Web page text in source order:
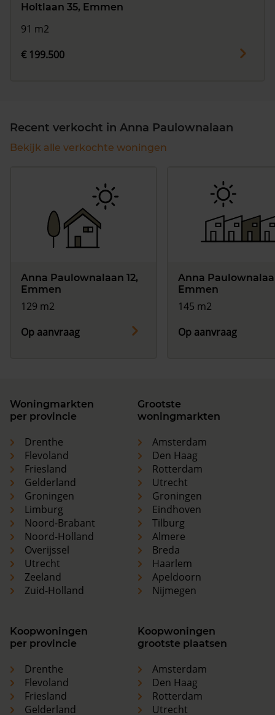
Holtlaan 35, Emmen
91 m2
€ 199.500
Recent verkocht in Anna Paulownalaan
Bekijk alle verkochte woningen
Anna Paulownalaan 12,
Emmen
129 m2
Op aanvraag
Anna
Emmen
145 m2
Op aanvraag
Woningmarkten
per provincie
Drenthe
Flevoland
Friesland
Gelderland
Groningen
Limburg
Noord-Brabant
Noord-Holland
Overijssel
Utrecht
Zeeland
Zuid-Holland
Grootste
woningmarkten
Amsterdam
Den Haag
Rotterdam
Utrecht
Groningen
Eindhoven
Tilburg
Almere
Breda
Haarlem
Apeldoorn
Nijmegen
Koopwoningen
per provincie
Drenthe
Flevoland
Friesland
Gelderland
Koopwoningen
grootste plaatsen
Amsterdam
Den Haag
Rotterdam
Utrecht